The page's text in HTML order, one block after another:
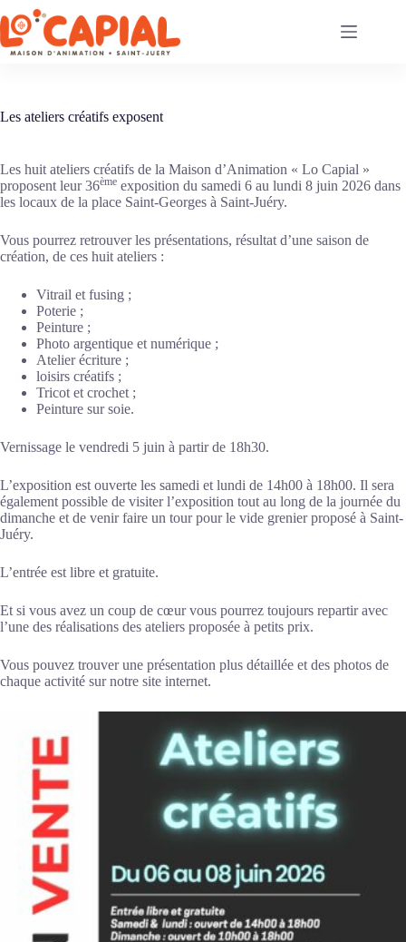
Passer
au
contenu
Les ateliers créatifs exposent
Les huit ateliers créatifs de la Maison d’Animation « Lo Capial »
proposent leur 36ème exposition du samedi 6 au lundi 8 juin 2026 dans
les locaux de la place Saint-Georges à Saint-Juéry.
Vous pourrez retrouver les présentations, résultat d’une saison de
création, de ces huit ateliers :
Vitrail et fusing ;
Poterie ;
Peinture ;
Photo argentique et numérique ;
Atelier écriture ;
loisirs créatifs ;
Tricot et crochet ;
Peinture sur soie.
Vernissage le vendredi 5 juin à partir de 18h30.
L’exposition est ouverte les samedi et lundi de 14h00 à 18h00. Il sera
également possible de visiter l’exposition tout au long de la journée du
dimanche et de venir faire un tour pour le vide grenier proposé à Saint-
Juéry.
L’entrée est libre et gratuite.
Et si vous avez un coup de cœur vous pourrez toujours repartir avec
l’une des réalisations des ateliers proposée à petits prix.
Vous pouvez trouver une présentation plus détaillée et des photos de
chaque activité sur notre site internet.